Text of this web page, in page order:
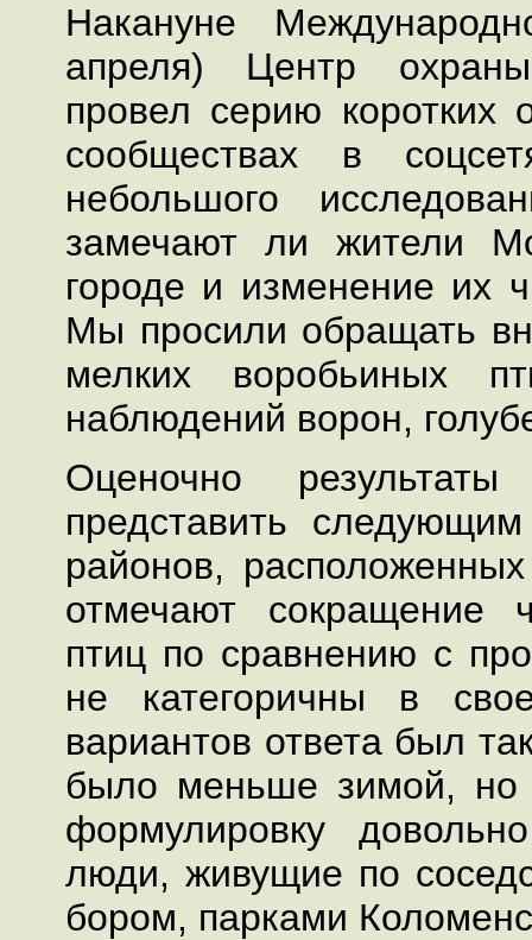
Накануне
апреля) Центр
провел серию коротких
сообществах в
небольшого
замечают ли жители
городе и изменение их
Мы просили обращать
мелких воробьиных
наблюдений ворон,
Оценочно
представить
районов,
отмечают сокращение
птиц по сравнению с
не категоричны в
вариантов ответа был
было меньше зимой, но
формулировку
люди, живущие по
бором, парками